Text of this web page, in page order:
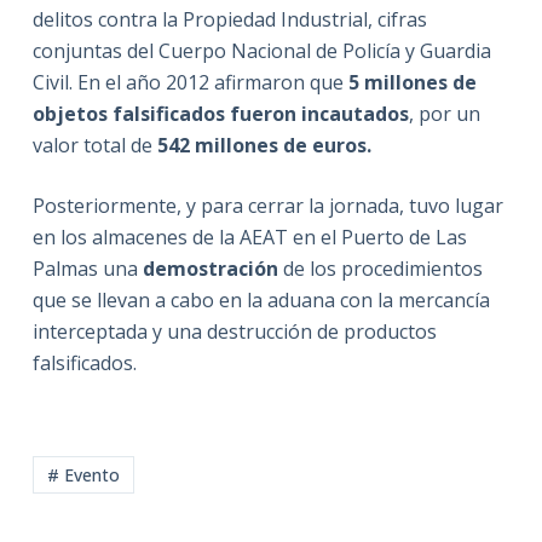
delitos contra la Propiedad Industrial, cifras
conjuntas del Cuerpo Nacional de Policía y Guardia
Civil. En el año 2012 afirmaron que 5 millones de
objetos falsificados fueron incautados, por un
valor total de 542 millones de euros.
Posteriormente, y para cerrar la jornada, tuvo lugar
en los almacenes de la AEAT en el Puerto de Las
Palmas una demostración de los procedimientos
que se llevan a cabo en la aduana con la mercancía
interceptada y una destrucción de productos
falsificados.
# Evento